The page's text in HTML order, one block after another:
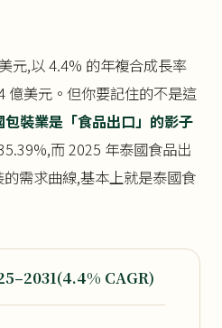
元,以 4.4% 的年複合成長率
億美元。但你要記住的不是這
包裝業是「食品出口」的影子
而 2025 年泰國食品出
需求曲線,基本上就是泰國食
CAGR)